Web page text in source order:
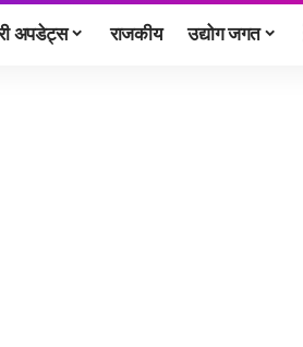
अपडेट्स राजकीय उद्योग जगत